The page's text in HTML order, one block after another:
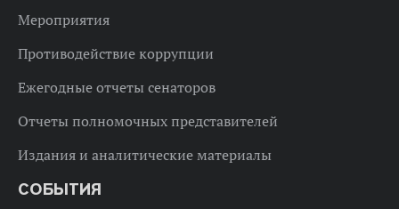
Мероприятия
Противодействие коррупции
Ежегодные отчеты сенаторов
Отчеты полномочных представителей
Издания и аналитические материалы
СОБЫТИЯ